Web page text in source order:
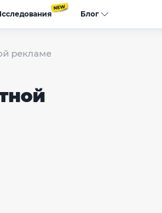
Блог
рекламе